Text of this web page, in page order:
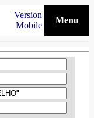
Version
Mobile
Menu